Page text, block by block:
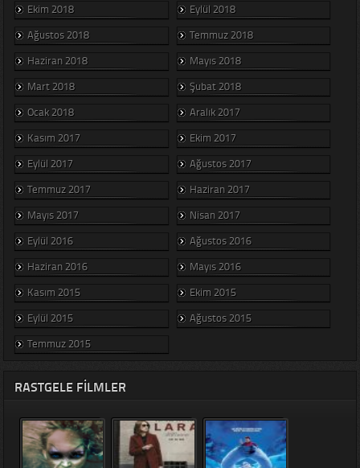
Ekim 2018
Eylül 2018
Ağustos 2018
Temmuz 2018
Haziran 2018
Mayıs 2018
Mart 2018
Şubat 2018
Ocak 2018
Aralık 2017
Kasım 2017
Ekim 2017
Eylül 2017
Ağustos 2017
Temmuz 2017
Haziran 2017
Mayıs 2017
Nisan 2017
Eylül 2016
Ağustos 2016
Haziran 2016
Mayıs 2016
Kasım 2015
Ekim 2015
Eylül 2015
Ağustos 2015
Temmuz 2015
RASTGELE FILMLER